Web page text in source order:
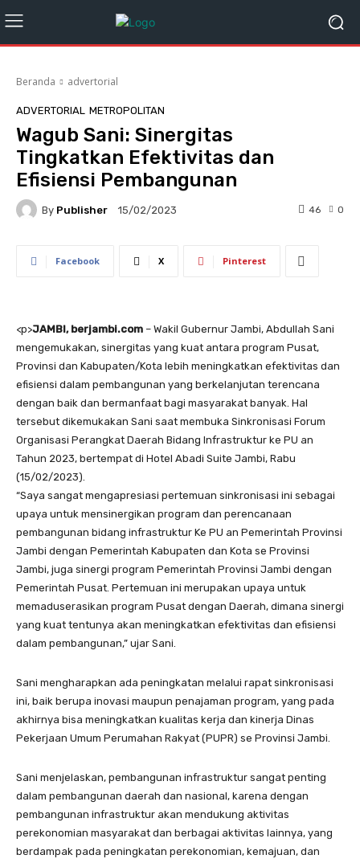
Beranda advertorial
ADVERTORIAL METROPOLITAN
Wagub Sani: Sinergitas
Tingkatkan Efektivitas dan
Efisiensi Pembangunan
By Publisher 15/02/2023 0
46
Facebook X Pinterest
<p>JAMBI, berjambi.com – Wakil Gubernur Jambi, Abdullah Sani
mengemukakan, sinergitas yang kuat antara program Pusat,
Provinsi dan Kabupaten/Kota lebih meningkatkan efektivitas dan
efisiensi dalam pembangunan yang berkelanjutan terencana
dengan baik dan bermanfaat bagi masyarakat banyak. Hal
tersebut dikemukakan Sani saat membuka Sinkronisasi Forum
Organisasi Perangkat Daerah Bidang Infrastruktur ke PU an
Tahun 2023, bertempat di Hotel Abadi Suite Jambi, Rabu
(15/02/2023).
“Saya sangat mengapresiasi pertemuan sinkronisasi ini sebagai
upaya untuk mensinergikan program dan perencanaan
pembangunan bidang infrastruktur Ke PU an Pemerintah Provinsi
Jambi dengan Pemerintah Kabupaten dan Kota se Provinsi
Jambi, juga sinergi program Pemerintah Provinsi Jambi dengan
Pemerintah Pusat. Pertemuan ini merupakan upaya untuk
memaduserasikan program Pusat dengan Daerah, dimana sinergi
yang kuat tentunya akan meningkatkan efektivitas dan efisiensi
dalam pembangunan,” ujar Sani.
Sani mengharapkan ada peningkatan melalui rapat sinkronisasi
ini, baik berupa inovasi maupun penajaman program, yang pada
akhirnya bisa meningkatkan kualitas kerja dan kinerja Dinas
Pekerjaan Umum Perumahan Rakyat (PUPR) se Provinsi Jambi.
Sani menjelaskan, pembangunan infrastruktur sangat penting
dalam pembangunan daerah dan nasional, karena dengan
pembangunan infrastruktur akan mendukung aktivitas
perekonomian masyarakat dan berbagai aktivitas lainnya, yang
berdampak pada peningkatan perekonomian, kemajuan, dan